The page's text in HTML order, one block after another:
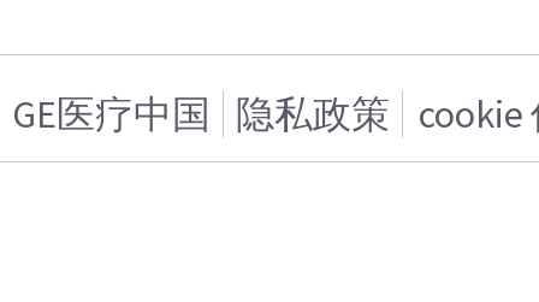
GE医疗中国 隐私政策 cookie